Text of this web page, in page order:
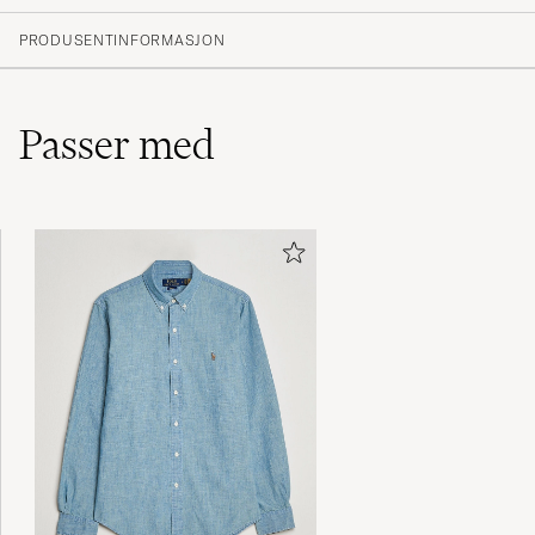
(24)
(1)
Dyra men hållbara och otroligt bekväma.
Mjuka med skonsam resår. Köper år efter år.
PETRI K KJØPTE 2024-07-08 PÅ CAREOFCARL.SE
Bra passform, håller även efter tvätt och - i
mitt tycke - lagom höga
TORBJÖRN E
KJØPTE 2022-04-29 PÅ CAREOFCARL.SE
PRODUSENTINFORMASJON
Passer med